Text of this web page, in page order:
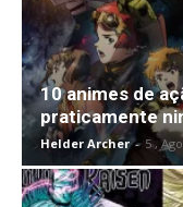
10 animes de
praticamente
Helder Archer - 5 ,